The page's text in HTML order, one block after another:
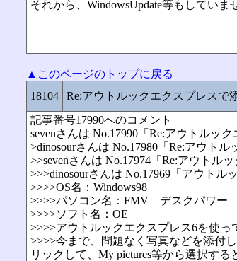
それから、WindowsUpdate等もしていま
▲このページのトップに戻る
18104
Re:アウトルックエクスプレスで
記事番号17990へのコメント
sevenさんは No.17990「Re:アウトルッ
>dinosourさんは No.17980「Re:アウト
>>sevenさんは No.17974「Re:アウトル
>>>dinosourさんは No.17969「アウト
>>>>OS名：Windows98
>>>>パソコン名：FMV デスクパワー
>>>>ソフト名：OE
>>>>アウトルックエクスプレス6を使っ
>>>>今まで、問題なく写真などを添付
リックして、My pictures等から選択す